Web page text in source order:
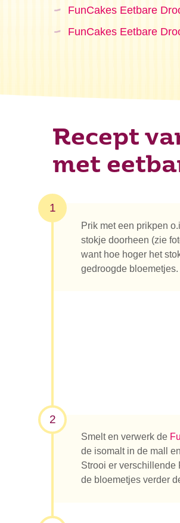
FunCakes Eetbare
FunCakes Eetbare
Recept
met
1
Prik met een prikpen
stokje doorheen (zie
want hoe hoger het
gedroogde bloemetjes.
2
Smelt en verwerk de
de isomalt in de mall
Strooi er verschillende
de bloemetjes verder